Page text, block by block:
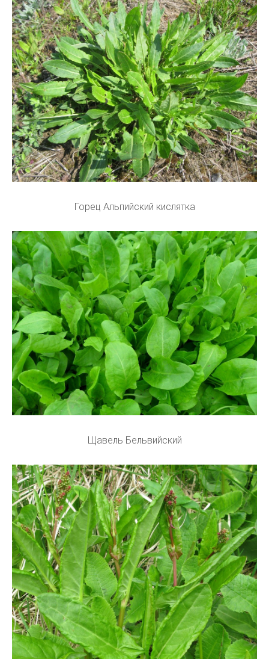
Горец Альпийский кислятка
Щавель Бельвийский